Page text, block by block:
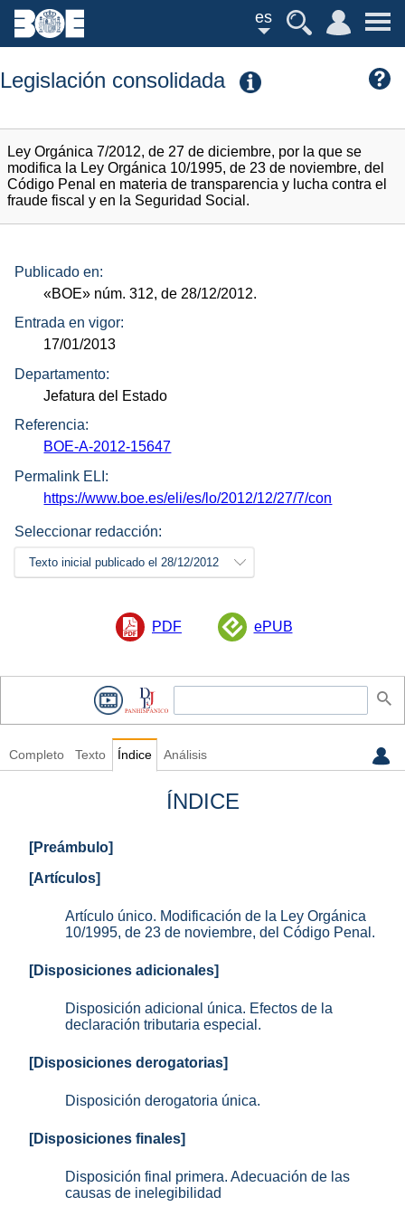
es
Legislación consolidada
Ley Orgánica 7/2012, de 27 de diciembre, por la que se
modifica la Ley Orgánica 10/1995, de 23 de noviembre, del
Código Penal en materia de transparencia y lucha contra el
fraude fiscal y en la Seguridad Social.
Publicado en:
«BOE» núm. 312, de 28/12/2012.
Entrada en vigor:
17/01/2013
Departamento:
Jefatura del Estado
Referencia:
BOE-A-2012-15647
Permalink ELI:
https://www.boe.es/eli/es/lo/2012/12/27/7/con
Seleccionar redacción:
Texto inicial publicado el 28/12/2012
PDF ePUB
Completo Texto Índice Análisis
ÍNDICE
[Preámbulo]
[Artículos]
Artículo único. Modificación de la Ley Orgánica
10/1995, de 23 de noviembre, del Código Penal.
[Disposiciones adicionales]
Disposición adicional única. Efectos de la
declaración tributaria especial.
[Disposiciones derogatorias]
Disposición derogatoria única.
[Disposiciones finales]
Disposición final primera. Adecuación de las
causas de inelegibilidad